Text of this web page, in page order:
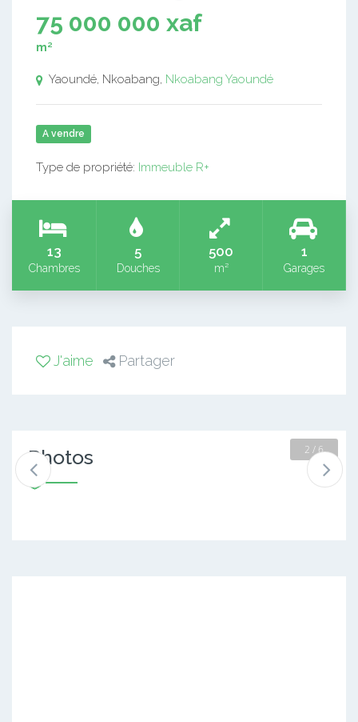
75 000 000 xaf
m²
Yaoundé, Nkoabang, Nkoabang Yaoundé
A vendre
Type de propriété: Immeuble R+
13
Chambres
5
Douches
500
m²
1
Garages
J'aime Partager
Photos 2 / 6